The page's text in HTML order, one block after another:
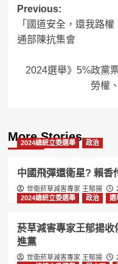
Post
navigation
Previous:
「國道安全，還我路
通部陳抗集會
2024選舉》5%政黨
勞權
More Stories
2024總統立委選舉 政治
中國飛彈還衛星? 賴香
世衛菸草減害專家 王郁揚
2024總統立委選舉
政治 選
菸草減害專家王郁揚
進黨
世衛菸草減害專家 王郁揚